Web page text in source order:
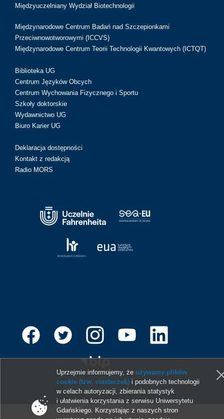
Międzyuczelniany Wydział Biotechnologii
Międzynarodowe Centrum Badań nad Szczepionkami
Przeciwnowotworowymi (ICCVS)
Międzynarodowe Centrum Teorii Technologii Kwantowych (ICTQT)
Biblioteka UG
Centrum Języków Obcych
Centrum Wychowania Fizycznego i Sportu
Szkoły doktorskie
Wydawnictwo UG
Biuro Karier UG
Deklaracja dostępności
Kontakt z redakcją
Radio MORS
© 2013-2026 Uniwersytet Gdański
Uprzejmie informujemy, że używamy plików
cookie (tzw. ciasteczek) i podobnych technologii
w celach autoryzacji, zbierania statystyk
i ułatwienia korzystania z serwisu Uniwersytetu
Gdańskiego. Korzystając z naszych stron